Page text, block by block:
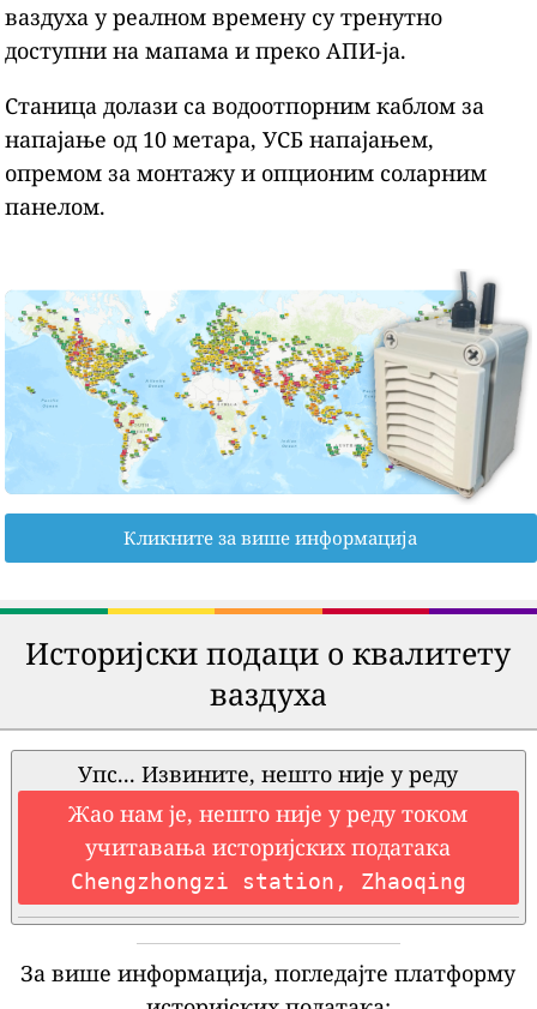
ваздуха у реалном времену су тренутно
доступни на мапама и преко АПИ-ја.
Станица долази са водоотпорним каблом за
напајање од 10 метара, УСБ напајањем,
опремом за монтажу и опционим соларним
панелом.
Кликните за више информација
Историјски подаци о квалитету
ваздуха
Упс... Извините, нешто није у реду
Жао нам је, нешто није у реду током
учитавања историјских података
Chengzhongzi station, Zhaoqing
За више информација, погледајте платформу